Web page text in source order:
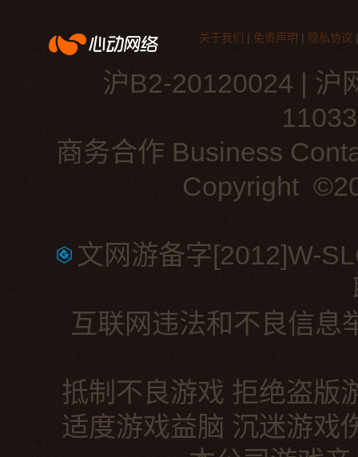
关于我们 | 免责声明 | 隐私协议 |
沪B2-20120024 | 沪
商务合作 Business
Copyright
文网游备字[2012]W-
互联网违法和不良信息
抵制不良游戏 拒绝盗版
适度游戏益脑 沉迷游戏